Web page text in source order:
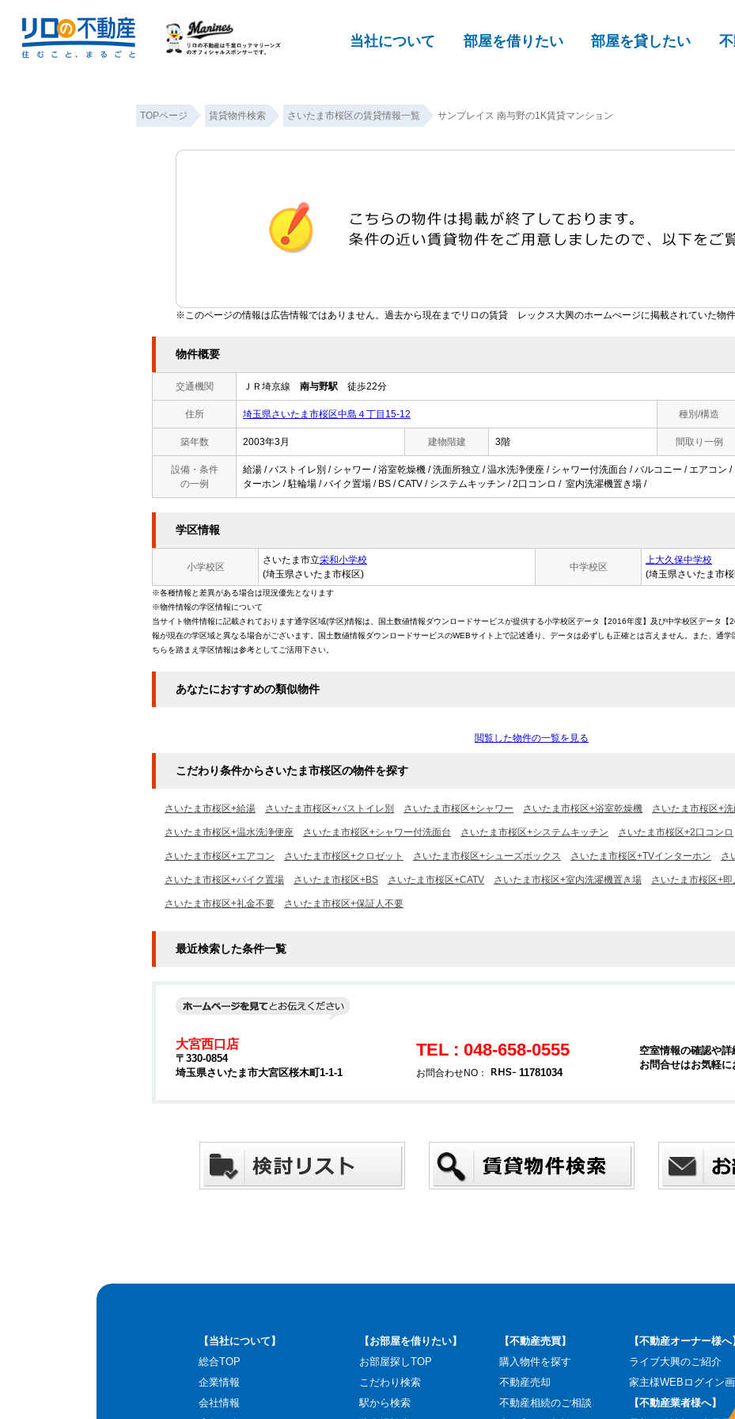
当社について 部屋を借りたい 部屋を貸したい
TOPページ 賃貸物件検索 さいたま市桜区の賃貸情報一覧 サンプレイス 南与野の1K賃貸マンション
※このページの情報は広告情報ではありません。過去から現在までリロの賃貸 レックス大興のホームぺージに掲載されていた物件
物件概要
交通機関 ＪＲ埼京線 南与野駅 徒歩22分
住所 埼玉県さいたま市桜区中島４丁目15-12 種別/構造
築年数 2003年3月 建物階建 3階 間取り一例
設備・条件
の一例
給湯 / バストイレ別 / シャワー / 浴室乾燥機 / 洗面所独立 / 温水洗浄便座 / シャワー付洗面台 / バルコニー / エアコン
ターホン / 駐輪場 / バイク置場 / BS / CATV / システムキッチン / 2口コンロ / 室内洗濯機置き場 /
学区情報
小学校区
さいたま市立栄和小学校
(埼玉県さいたま市桜区)
中学校区
上大久保中学校
(埼玉県さいたま市
※各種情報と差異がある場合は現況優先となります
※物件情報の学区情報について
当サイト物件情報に記載されております通学区域(学区)情報は、国土数値情報ダウンロードサービスが提供する小学校区データ【2016年度】及び中学校区データ
報が現在の学区域と異なる場合がございます。国土数値情報ダウンロードサービスのWEBサイト上で記述通り、データは必ずしも正確とは言えません。また、通
ちらを踏まえ学区情報は参考としてご活用下さい。
あなたにおすすめの類似物件
閲覧した物件の一覧を見る
こだわり条件からさいたま市桜区の物件を探す
さいたま市桜区+給湯 さいたま市桜区+バストイレ別 さいたま市桜区+シャワー さいたま市桜区+浴室乾燥機 さいたま市桜区+
さいたま市桜区+温水洗浄便座 さいたま市桜区+シャワー付洗面台 さいたま市桜区+システムキッチン さいたま市桜区+2口コンロ
さいたま市桜区+エアコン さいたま市桜区+クロゼット さいたま市桜区+シューズボックス さいたま市桜区+TVインターホン さ
さいたま市桜区+バイク置場 さいたま市桜区+BS さいたま市桜区+CATV さいたま市桜区+室内洗濯機置き場 さいたま市桜区+即
さいたま市桜区+礼金不要 さいたま市桜区+保証人不要
最近検索した条件一覧
大宮西口店
〒330-0854
埼玉県さいたま市大宮区桜木町1-1-1
TEL : 048-658-0555
お問合わせNO： 11781034
空室情報の確認や
お問合せはお気軽に
【当社について】
総合TOP
企業情報
会社情報
【お部屋を借りたい】
お部屋探しTOP
こだわり検索
駅から検索
【不動産売買】
購入物件を探す
不動産売却
不動産相続のご相談
【不動産オーナー様へ
ライブ大興のご紹介
家主様WEBログイン
【不動産業者様へ】